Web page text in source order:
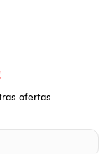
ofertas